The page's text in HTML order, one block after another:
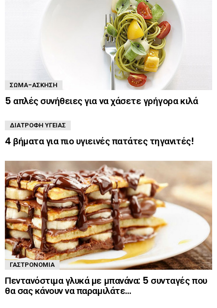
ΣΏΜΑ-ΆΣΚΗΣΗ
5 απλές συνήθειες για να χάσετε γρήγορα κιλά
ΔΙΑΤΡΟΦΉ ΥΓΕΊΑΣ
4 βήματα για πιο υγιεινές πατάτες τηγανιτές!
ΓΑΣΤΡΟΝΟΜΊΑ
Πεντανόστιμα γλυκά με μπανάνα: 5 συνταγές που
θα σας κάνουν να παραμιλάτε…